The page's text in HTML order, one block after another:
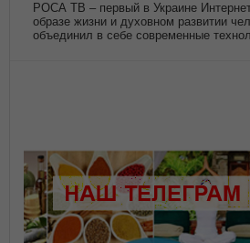
РОСА ТВ – первый в Украине
образе жизни и духовном развитии
объединил в себе современные